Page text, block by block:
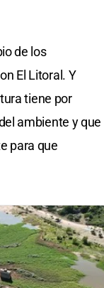
de los
El Litoral. Y
tiene por
ambiente y que
para que